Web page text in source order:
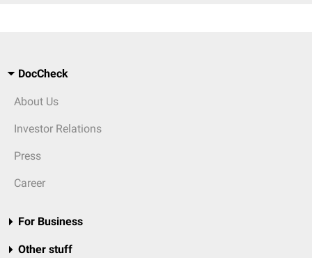
DocCheck
About Us
Investor Relations
Press
Career
For Business
Other stuff